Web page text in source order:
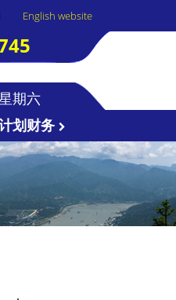
English website
期六
划财务